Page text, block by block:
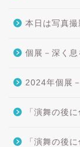
本日は写真撮
個展－深く
2024年個展
「演舞の後
「演舞の後